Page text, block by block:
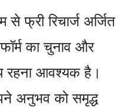
से फ्री रिचार्ज अर्जित
का चुनाव और
रहना आवश्यक है।
अनुभव को समृद्ध